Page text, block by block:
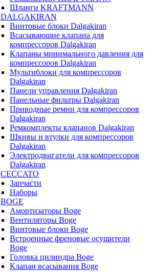
Шланги KRAFTMANN
DALGAKIRAN
Винтовые блоки Dalgakiran
Всасывающие клапана для
компрессоров Dalgakiran
Клапаны минимального давления для
компрессоров Dalgakiran
Мультиблоки для компрессоров
Dalgakiran
Панели управления Dalgakiran
Панельные фильтры Dalgakiran
Приводные ремни для компрессоров
Dalgakiran
Ремкомплекты клапанов Dalgakiran
Шкивы и втулки для компрессоров
Dalgakiran
Электродвигатели для компрессоров
Dalgakiran
CECCATO
Запчасти
Наборы
BOGE
Амортизаторы Boge
Вентиляторы Boge
Винтовые блоки Boge
Встроенные френовые осушители
Boge
Головка цилиндра Boge
Клапан всасывания Boge